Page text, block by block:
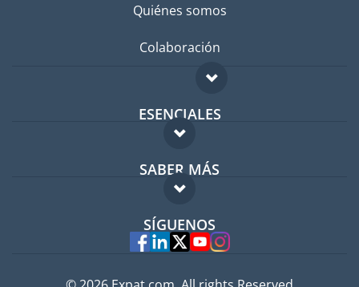
Quiénes somos
Colaboración
ESENCIALES
Foro para expatriados
Guía para expatriados
Trabajos en el extranjero
SABER MÁS
FAQ
Expertos
SÍGUENOS